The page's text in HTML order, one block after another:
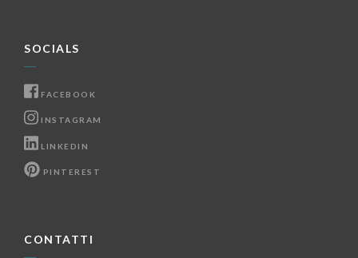
SOCIALS
FACEBOOK
INSTAGRAM
LINKEDIN
PINTEREST
CONTATTI